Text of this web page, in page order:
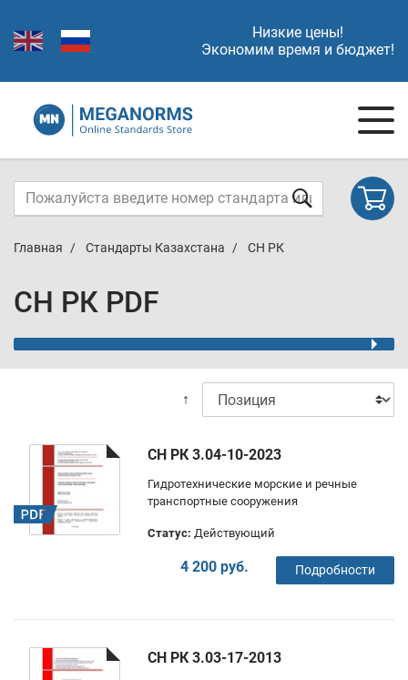
Низкие цены!
Экономим время и бюджет!
Главная Стандарты Казахстана СН РК
СН РК PDF
↑
СН РК 3.04-10-2023
Гидротехнические морские и речные
транспортные сооружения
Статус: Действующий
4 200 руб. Подробности
СН РК 3.03-17-2013